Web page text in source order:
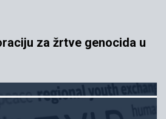
za žrtve genocida u